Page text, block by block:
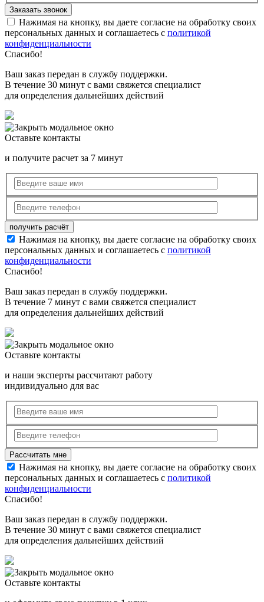
Нажимая на кнопку, вы даете согласие на обработку своих
персональных данных и соглашаетесь с политикой
конфиденциальности
Спасибо!
Ваш заказ передан в службу поддержки.
В течение 30 минут с вами свяжется специалист
для определения дальнейших действий
Оставьте контакты
и получите расчет за 7 минут
Нажимая на кнопку, вы даете согласие на обработку своих
персональных данных и соглашаетесь с политикой
конфиденциальности
Спасибо!
Ваш заказ передан в службу поддержки.
В течение 7 минут с вами свяжется специалист
для определения дальнейших действий
Оставьте контакты
и наши эксперты рассчитают работу
индивидуально для вас
Нажимая на кнопку, вы даете согласие на обработку своих
персональных данных и соглашаетесь с политикой
конфиденциальности
Спасибо!
Ваш заказ передан в службу поддержки.
В течение 30 минут с вами свяжется специалист
для определения дальнейших действий
Оставьте контакты